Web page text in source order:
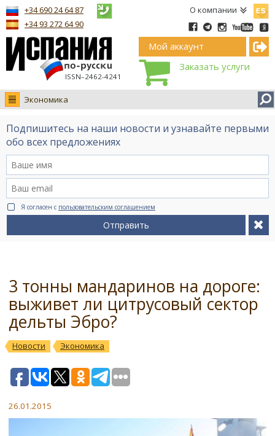
О компании
ISSN–2462-4241
+34 690 24 64 87
+34 93 272 64 90
Мой аккаунт
Заказать услуги
Экономика
Новости
Интервью
Видео Ruso.TV
BCN life
Сервис на немецком
Подпишитесь на наши новости и узнавайте первыми
обо всех предложениях
Я согласен с пользовательским соглашением
Отправить
3 тонны мандаринов на дороге:
выживет ли цитрусовый сектор
дельты Эбро?
Новости Экономика
26.01.2015